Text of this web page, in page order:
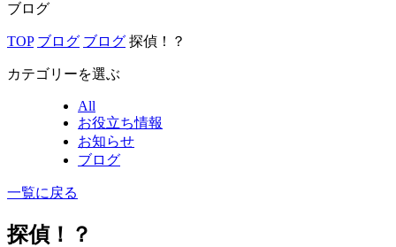
ブログ
TOP ブログ ブログ 探偵！？
カテゴリーを選ぶ
All
お役立ち情報
お知らせ
ブログ
一覧に戻る
探偵！？